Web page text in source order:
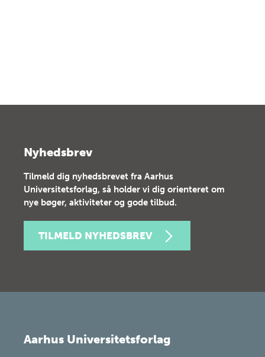
Nyhedsbrev
Tilmeld dig nyhedsbrevet fra Aarhus
Universitetsforlag, så holder vi dig orienteret om
nye bøger, aktiviteter og gode tilbud.
TILMELD NYHEDSBREV
Aarhus Universitetsforlag